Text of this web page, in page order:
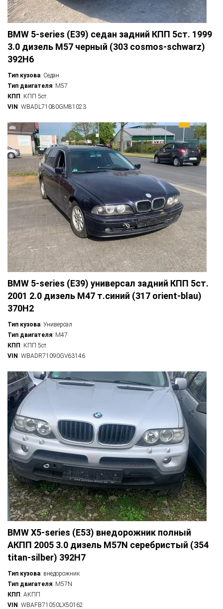
BMW 5-series (E39) седан задний КПП 5ст. 1999
3.0 дизель M57 черный (303 cosmos-schwarz)
392H6
Тип кузова: Седан
Тип двигателя: M57
КПП: КПП 5ст.
VIN: WBADL71080GM81023
BMW 5-series (E39) универсал задний КПП 5ст.
2001 2.0 дизель M47 т.синий (317 orient-blau)
370H2
Тип кузова: Универсал
Тип двигателя: M47
КПП: КПП 5ст.
VIN: WBADR71090GV63146
BMW X5-series (E53) внедорожник полный
АКПП 2005 3.0 дизель M57N серебристый (354
titan-silber) 392H7
Тип кузова: внедорожник
Тип двигателя: M57N
КПП: АКПП
VIN: WBAFB71050LX50162